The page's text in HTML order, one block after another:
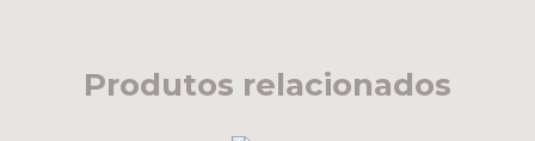
Produtos relacionados